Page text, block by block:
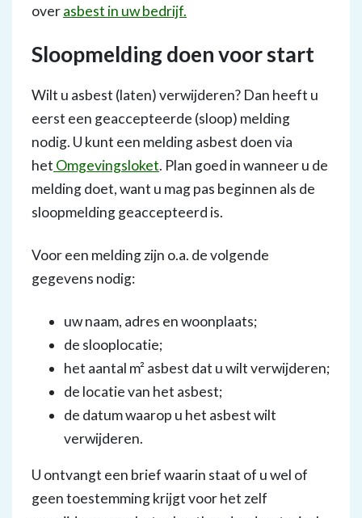
overasbest in uw bedrijf.
Sloopmelding doen voor start
Wilt u asbest (laten) verwijderen? Dan heeft u
eerst een geaccepteerde (sloop) melding
nodig. U kunt een melding asbest doen via
het Omgevingsloket. Plan goed in wanneer u de
melding doet, want u mag pas beginnen als de
sloopmelding geaccepteerd is.
Voor een melding zijn o.a. de volgende
gegevens nodig:
uw naam, adres en woonplaats;
de slooplocatie;
het aantal m² asbest dat u wilt verwijderen;
de locatie van het asbest;
de datum waarop u het asbest wilt
verwijderen.
U ontvangt een brief waarin staat of u wel of
geen toestemming krijgt voor het zelf